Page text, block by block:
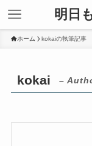
明日
ホーム kokaiの執筆記事
kokai –